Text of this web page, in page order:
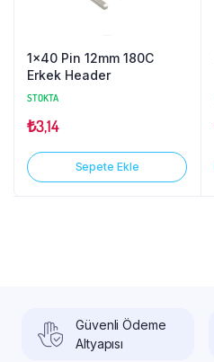
1×40 Pin 12mm 180C
Erkek Header
STOKTA
₺3,14
Sepete Ekle
Güvenli Ödeme
Altyapısı